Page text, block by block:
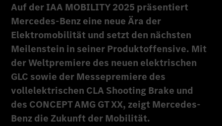
Auf der IAA MOBILITY 2025 präsentiert
Mercedes-Benz eine neue Ära der
Elektromobilität und setzt den nächsten
Meilenstein in seiner Produktoffensive. Mit
der Weltpremiere des neuen elektrischen
GLC sowie der Messepremiere des
vollelektrischen CLA Shooting Brake und
des CONCEPT AMG GT XX, zeigt Mercedes-
Benz die Zukunft der Mobilität.